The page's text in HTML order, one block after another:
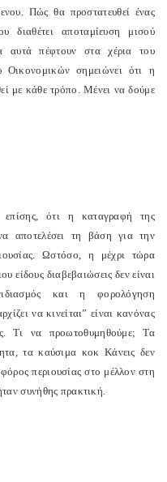
Πώς θα προστατευθεί ένας
διαθέτει αποταμίευση μισού
αυτά πέφτουν στα χέρια του
σημειώνει ότι η
με κάθε τρόπο. Μένει να δούμε
ότι η καταγραφή της
αποτελέσει τη βάση για την
Ωστόσο, η μέχρι τώρα
είδους διαβεβαιώσεις δεν είναι
και η φορολόγηση
να κινείται” είναι κανόνας
Τι να προωτοθυμηθούμε; Τα
τα καύσιμα κοκ Κάνεις δεν
περιουσίας στο μέλλον στη
συνήθης πρακτική.